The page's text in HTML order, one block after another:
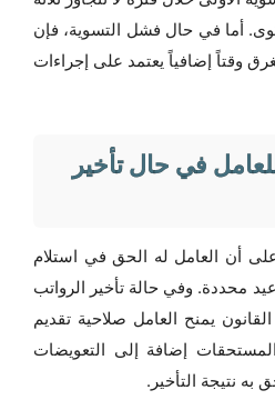
أما في حال فشل التسوية، فإن
وقتاً إضافياً يعتمد على إجراءات
في حال تأخير
أن العامل له الحق في استلام
محددة. وفي حالة تأخير الرواتب
يمنح العامل صلاحية تقديم
إضافة إلى التعويضات
به نتيجة التأخير.